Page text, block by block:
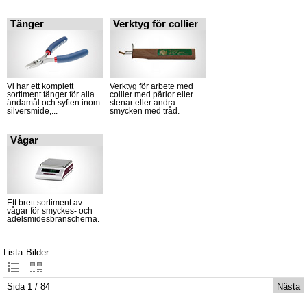
Tänger
Vi har ett komplett
sortiment tänger för alla
ändamål och syften inom
silversmide,...
Verktyg för collier
Verktyg för arbete med
collier med pärlor eller
stenar eller andra
smycken med tråd.
Vågar
Ett brett sortiment av
vågar för smyckes- och
ädelsmidesbranscherna.
Lista Bilder
Sida 1 / 84 Nästa